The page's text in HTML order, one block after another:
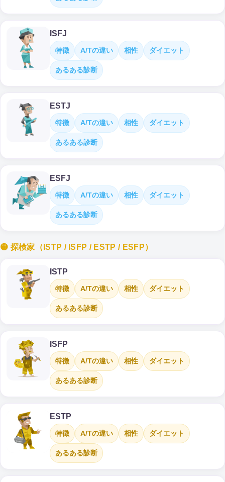
ISFJ
特徴 A/Tの違い 相性 ダイエット
あるある診断
ESTJ
特徴 A/Tの違い 相性 ダイエット
あるある診断
ESFJ
特徴 A/Tの違い 相性 ダイエット
あるある診断
🟡 探検家（ISTP / ISFP / ESTP / ESFP）
ISTP
特徴 A/Tの違い 相性 ダイエット
あるある診断
ISFP
特徴 A/Tの違い 相性 ダイエット
あるある診断
ESTP
特徴 A/Tの違い 相性 ダイエット
あるある診断